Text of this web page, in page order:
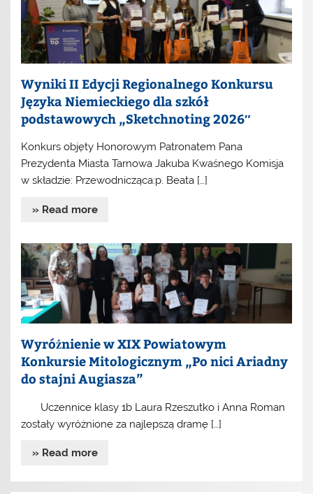
Wyniki II Edycji Regionalnego Konkursu
Języka Niemieckiego dla szkół
podstawowych „Sketchnoting 2026″
Konkurs objęty Honorowym Patronatem Pana
Prezydenta Miasta Tarnowa Jakuba Kwaśnego Komisja
w składzie: Przewodnicząca:p. Beata […]
» Read more
Wyróżnienie w XIX Powiatowym
Konkursie Mitologicznym „Po nici Ariadny
do stajni Augiasza”
Uczennice klasy 1b Laura Rzeszutko i Anna Roman
zostały wyróżnione za najlepszą dramę […]
» Read more